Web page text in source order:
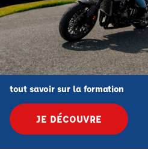
tout savoir sur la formation
JE DÉCOUVRE